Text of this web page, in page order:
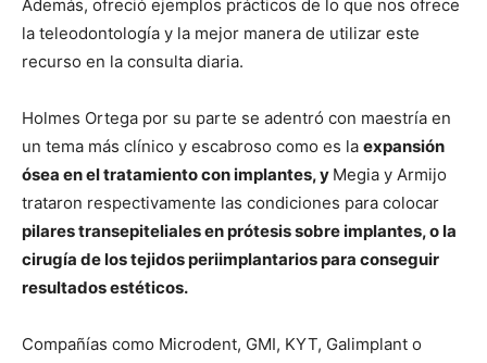
Además, ofreció ejemplos prácticos de lo que nos ofrece
la teleodontología y la mejor manera de utilizar este
recurso en la consulta diaria.
Holmes Ortega por su parte se adentró con maestría en
un tema más clínico y escabroso como es la expansión
ósea en el tratamiento con implantes, y Megia y Armijo
trataron respectivamente las condiciones para colocar
pilares transepiteliales en prótesis sobre implantes, o la
cirugía de los tejidos periimplantarios para conseguir
resultados estéticos.
Compañías como Microdent, GMI, KYT, Galimplant o